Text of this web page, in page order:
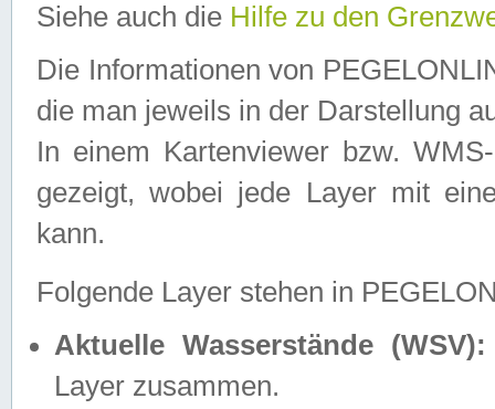
Siehe auch die Hilfe zu den
Die Informationen von
die man jeweils in der Darstellung
In einem Kartenviewer bzw.
gezeigt, wobei jede Layer mit
kann.
Folgende Layer stehen in
Aktuelle Wasserstände (WSV):
Layer zusammen.